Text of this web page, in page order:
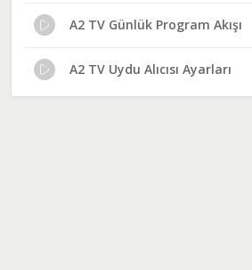
A2 TV Günlük Program Akışı
A2 TV Uydu Alıcısı Ayarları